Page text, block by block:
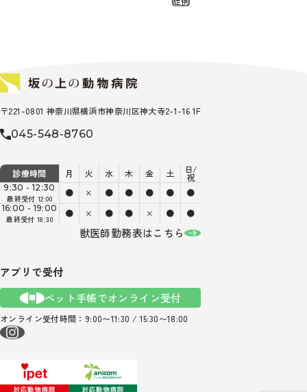
〒221-0801 神奈川県横浜市神奈川区神大寺2-1-16 1F
045-548-8760
診療時間 月 火 水 木 金 土 日/
祝
9:30 - 12:30
最終受付 12:00
● × ● ● ● ● ●
16:00 - 19:00
最終受付 18:30
● × ● ● × ● ●
獣医師勤務表はこちら
アプリで受付
ペット手帳でオンライン受付
オンライン受付時間：9:00〜11:30 / 15:30〜18:00